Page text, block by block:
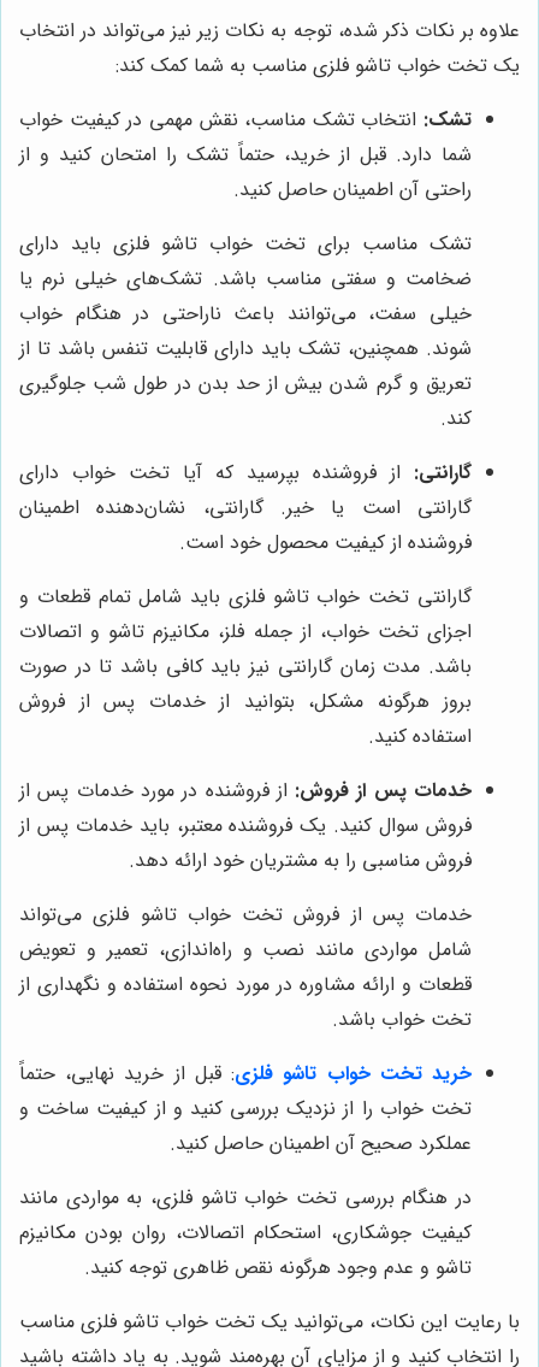
علاوه بر نکات ذکر شده، توجه به نکات زیر نیز می‌تواند در انتخاب
یک تخت خواب تاشو فلزی مناسب به شما کمک کند:
تشک: انتخاب تشک مناسب، نقش مهمی در کیفیت خواب
شما دارد. قبل از خرید، حتماً تشک را امتحان کنید و از
راحتی آن اطمینان حاصل کنید.
تشک مناسب برای تخت خواب تاشو فلزی باید دارای
ضخامت و سفتی مناسب باشد. تشک‌های خیلی نرم یا
خیلی سفت، می‌توانند باعث ناراحتی در هنگام خواب
شوند. همچنین، تشک باید دارای قابلیت تنفس باشد تا از
تعریق و گرم شدن بیش از حد بدن در طول شب جلوگیری
کند.
گارانتی: از فروشنده بپرسید که آیا تخت خواب دارای
گارانتی است یا خیر. گارانتی، نشان‌دهنده اطمینان
فروشنده از کیفیت محصول خود است.
گارانتی تخت خواب تاشو فلزی باید شامل تمام قطعات و
اجزای تخت خواب، از جمله فلز، مکانیزم تاشو و اتصالات
باشد. مدت زمان گارانتی نیز باید کافی باشد تا در صورت
بروز هرگونه مشکل، بتوانید از خدمات پس از فروش
استفاده کنید.
خدمات پس از فروش: از فروشنده در مورد خدمات پس از
فروش سوال کنید. یک فروشنده معتبر، باید خدمات پس از
فروش مناسبی را به مشتریان خود ارائه دهد.
خدمات پس از فروش تخت خواب تاشو فلزی می‌تواند
شامل مواردی مانند نصب و راه‌اندازی، تعمیر و تعویض
قطعات و ارائه مشاوره در مورد نحوه استفاده و نگهداری از
تخت خواب باشد.
خرید تخت خواب تاشو فلزی: قبل از خرید نهایی، حتماً
تخت خواب را از نزدیک بررسی کنید و از کیفیت ساخت و
عملکرد صحیح آن اطمینان حاصل کنید.
در هنگام بررسی تخت خواب تاشو فلزی، به مواردی مانند
کیفیت جوشکاری، استحکام اتصالات، روان بودن مکانیزم
تاشو و عدم وجود هرگونه نقص ظاهری توجه کنید.
با رعایت این نکات، می‌توانید یک تخت خواب تاشو فلزی مناسب
را انتخاب کنید و از مزایای آن بهره‌مند شوید. به یاد داشته باشید